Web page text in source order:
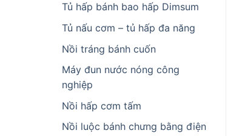
Tủ hấp bánh bao hấp Dimsum
Tủ nấu cơm – tủ hấp đa năng
Nồi tráng bánh cuốn
Máy đun nước nóng công
nghiệp
Nồi hấp cơm tấm
Nồi luộc bánh chưng bằng điện